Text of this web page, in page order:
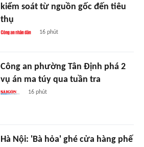
kiểm soát từ nguồn gốc đến tiêu
thụ
16 phút
Công an phường Tân Định phá 2
vụ án ma túy qua tuần tra
16 phút
Hà Nội: 'Bà hỏa' ghé cửa hàng phế